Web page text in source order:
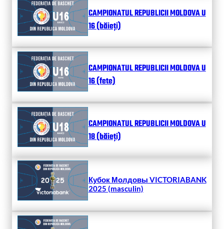
CAMPIONATUL REPUBLICII MOLDOVA U
16 (băieți)
CAMPIONATUL REPUBLICII MOLDOVA U
16 (fete)
CAMPIONATUL REPUBLICII MOLDOVA U
18 (băieți)
Кубок Молдовы VICTORIABANK
2025 (masculin)